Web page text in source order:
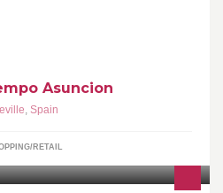
Asuncion
, Spain
RETAIL